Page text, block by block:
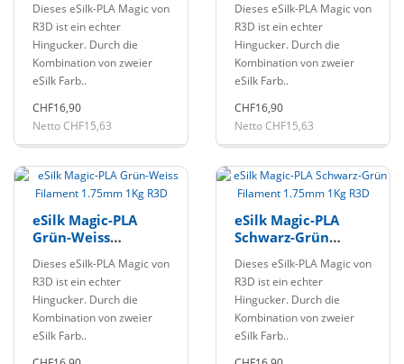
Dieses eSilk-PLA Magic von
R3D ist ein echter
Hingucker. Durch die
Kombination von zweier
eSilk Farb..
CHF16,90
Netto CHF15,63
1Kg R3D
Dieses eSilk-PLA Magic von
R3D ist ein echter
Hingucker. Durch die
Kombination von zweier
eSilk Farb..
CHF16,90
Netto CHF15,63
eSilk Magic-PLA
Grün-Weiss
1Kg R3D
Dieses eSilk-PLA Magic von
R3D ist ein echter
Hingucker. Durch die
Kombination von zweier
eSilk Farb..
eSilk Magic-PLA
Schwarz-Grün
1Kg R3D
Dieses eSilk-PLA Magic von
R3D ist ein echter
Hingucker. Durch die
Kombination von zweier
eSilk Farb..